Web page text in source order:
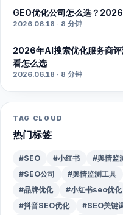
GEO优化公司怎么选？
2026.06.18 · 8 分钟
2026年AI搜索优化服务商
看怎么选
2026.06.18 · 8 分钟
TAG CLOUD
热门标签
#SEO #小红书 #舆情监
#SEO公司
#舆情监测工具
#品牌优化
#小红书seo优化
#抖音SEO优化
#SEO关键